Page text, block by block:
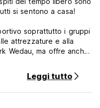
si sentono a casa!
soprattutto i gruppi
attrezzature e alla
Wedau, ma offre anche
amici.
sale riunioni luminose e
in modo che
Leggi tutto